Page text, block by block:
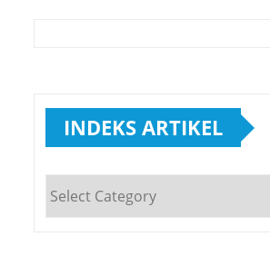
INDEKS ARTIKEL
INDEKS